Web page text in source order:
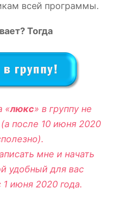
всей программы.
Тогда
«люкс» в группу не
(а после 10 июня 2020
мне и начать
удобный для вас
июня 2020 года.